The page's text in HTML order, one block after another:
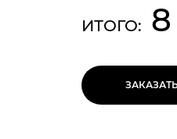
ИТОГО: